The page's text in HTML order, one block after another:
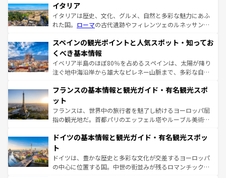
イタリア
イタリアは歴史、文化、グルメ、自然と多彩な魅力にあふ
れた国。 ローマの古代遺跡やフィレンツェのルネッサンス
ろん、トスカーナの美しい田園風景やアマルフィ海岸の絶
景など、自然景観も見逃せない。観光の合間には、本場の
ピザやパスタなど、絶品のイタリア料理を堪能することも
できる。朝目覚めてから夜眠るまで、すべての瞬間を楽し
なお、新着のイタリア情報はコンテンツ一覧を参照してほ
しい。
スペインの観光ポイントと人気スポット・知ってお
くべき基本情報
イベリア半島のほぼ80％を占めるスペインは、太陽が降り
注ぐ地中海沿岸から雄大なピレネー山脈まで、多彩な自然
文化が根付くこの国では、情熱的なフラメンコ、熱気あふ
れる闘牛、そして美味しいタパスが生活の一部となってい
る。首都マドリードの洗練された雰囲気や、バルセロナの
アートに溢れた街角から、地方では古代ローマ遺跡や中世
せる。地方によって風土や気候が異なるスペインはその個
ンテンツ一覧 を参照してほしい。
フランスの基本情報と観光ガイド・有名観光スポ
ット
フランスは、世界中の旅行者を魅了し続けるヨーロッパ屈
指の観光地だ。首都パリのエッフェル塔やルーブル美術館
で、幅広い魅力が詰まっている。華麗な宮殿、歴史的な大
聖堂、美しいビーチ、そして豊かな自然が、訪れる者を心
から魅了する。また、フランスは美食の国としても知ら
れ、フランス料理はユネスコ無形文化遺産にも登録されて
ドイツの基本情報と観光ガイド・有名観光スポッ
ト
ドイツは、豊かな歴史と多彩な文化が交差するヨーロッパ
の中心に位置する国。中世の街並みが残るロマンチック街